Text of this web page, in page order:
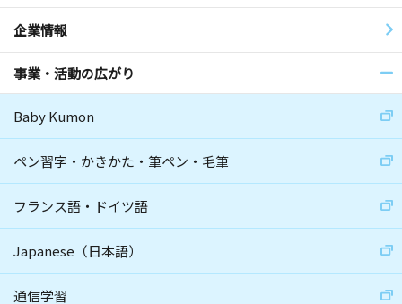
企業情報
事業・活動の広がり
Baby Kumon
ペン習字・かきかた・筆ペン・毛筆
フランス語・ドイツ語
Japanese（日本語）
通信学習